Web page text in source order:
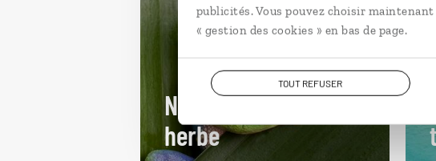
publicités. Vous pouvez choisir
« gestion des cookies » en bas de page.
TOUT REFUSER
Naturalistes en
herbe